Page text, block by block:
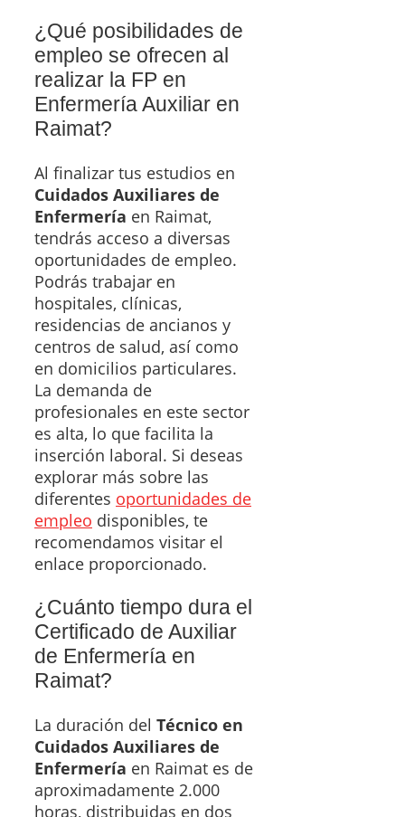
¿Qué posibilidades de
empleo se ofrecen al
realizar la FP en
Enfermería Auxiliar en
Raimat?
Al finalizar tus estudios en
Cuidados Auxiliares de
Enfermería en Raimat,
tendrás acceso a diversas
oportunidades de empleo.
Podrás trabajar en
hospitales, clínicas,
residencias de ancianos y
centros de salud, así como
en domicilios particulares.
La demanda de
profesionales en este sector
es alta, lo que facilita la
inserción laboral. Si deseas
explorar más sobre las
diferentes oportunidades de
empleo disponibles, te
recomendamos visitar el
enlace proporcionado.
¿Cuánto tiempo dura el
Certificado de Auxiliar
de Enfermería en
Raimat?
La duración del Técnico en
Cuidados Auxiliares de
Enfermería en Raimat es de
aproximadamente 2.000
horas, distribuidas en dos